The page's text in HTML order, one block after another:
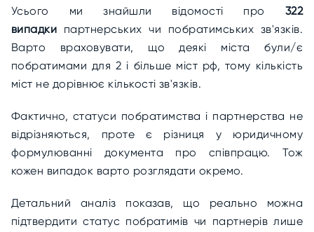
Усього ми знайшли відомості про 322
випадки партнерських чи побратимських зв'язків.
Варто враховувати, що деякі міста були/є
побратимами для 2 і більше міст рф, тому кількість
міст не дорівнює кількості зв'язків.
Фактично, статуси побратимства і партнерства не
відрізняються, проте є різниця у юридичному
формулюванні документа про співпрацю. Тож
кожен випадок варто розглядати окремо.
Детальний аналіз показав, що реально можна
підтвердити статус побратимів чи партнерів лише